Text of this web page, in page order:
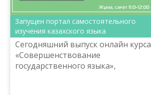
Запущен портал самостоятельного
изучения казахского языка
Сегодняшний выпуск онлайн курса
«Совершенствование
государственного языка»,